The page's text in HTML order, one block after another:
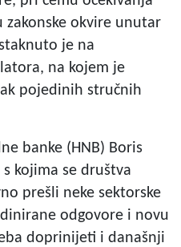
zakonske okvire unutar
je na
na kojem je
pojedinih stručnih
banke (HNB) Boris
kojima se društva
prešli neke sektorske
odgovore i novu
doprinijeti i današnji